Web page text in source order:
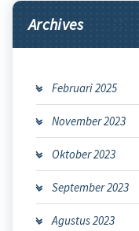
Archives
Februari 2025
November 2023
Oktober 2023
September 2023
Agustus 2023